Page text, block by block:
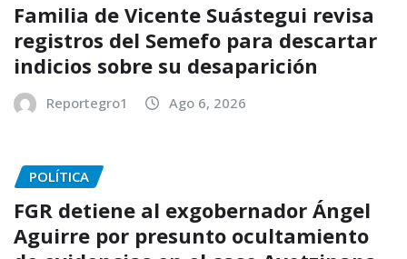
Familia de Vicente Suástegui revisa
registros del Semefo para descartar
indicios sobre su desaparición
Reportegro1 Ago 6, 2026
POLÍTICA
FGR detiene al exgobernador Ángel
Aguirre por presunto ocultamiento